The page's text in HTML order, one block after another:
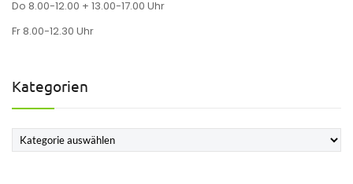
Do 8.00-12.00 + 13.00-17.00 Uhr
Fr 8.00-12.30 Uhr
Kategorien
Kategorien